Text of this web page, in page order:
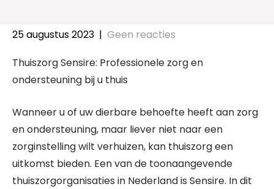
25 augustus 2023 | Geen reacties
Thuiszorg Sensire: Professionele zorg en
ondersteuning bij u thuis
Wanneer u of uw dierbare behoefte heeft aan zorg
en ondersteuning, maar liever niet naar een
zorginstelling wilt verhuizen, kan thuiszorg een
uitkomst bieden. Een van de toonaangevende
thuiszorgorganisaties in Nederland is Sensire. In dit